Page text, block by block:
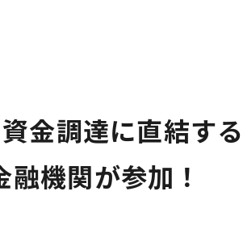
金調達に直結す
機関が参加！